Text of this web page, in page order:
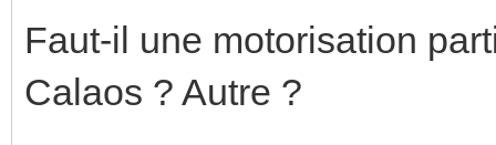
Faut-il une motorisation
Calaos ? Autre ?